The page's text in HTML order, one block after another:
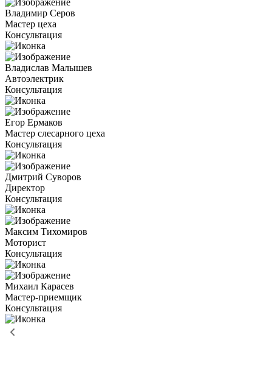
Владимир Серов
Мастер цеха
Консультация
Владислав Малышев
Автоэлектрик
Консультация
Егор Ермаков
Мастер слесарного цеха
Консультация
Дмитрий Суворов
Директор
Консультация
Максим Тихомиров
Моторист
Консультация
Михаил Карасев
Мастер-приемщик
Консультация